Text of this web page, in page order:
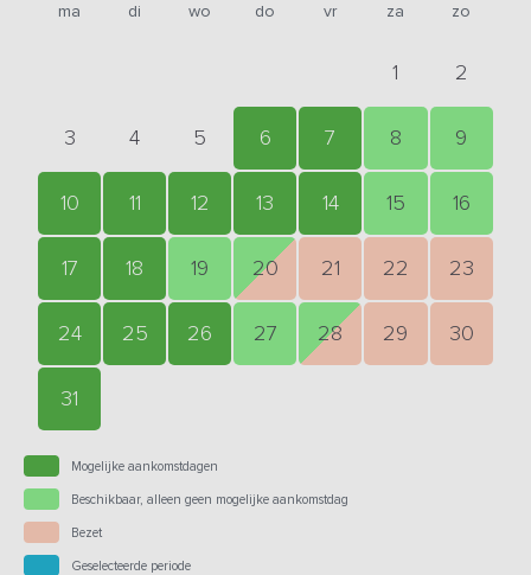
ma di wo do vr za zo
1 2
3 4 5 6 7 8 9
10 11 12 13 14 15 16
17 18 19 20 21 22 23
24 25 26 27 28 29 30
31
Mogelijke aankomstdagen
Beschikbaar, alleen geen mogelijke aankomstdag
Bezet
Geselecteerde periode